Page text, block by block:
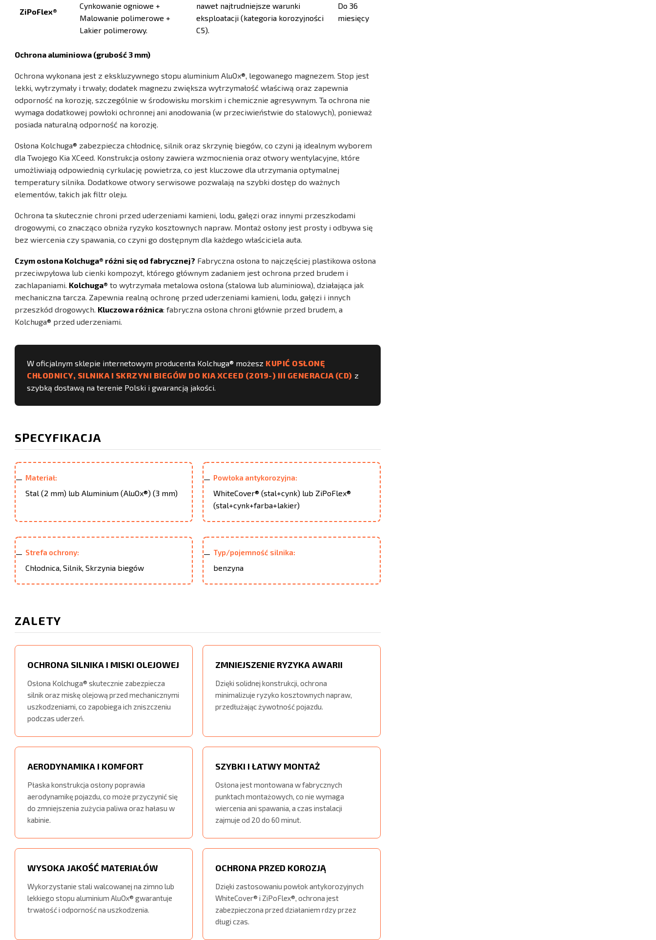
ZiPoFlex®
Cynkowanie ogniowe +
Malowanie polimerowe +
Lakier polimerowy.
nawet najtrudniejsze warunki
eksploatacji (kategoria korozyjności
C5).
Do 36
miesięcy
Ochrona aluminiowa (grubość 3 mm)
Ochrona wykonana jest z ekskluzywnego stopu aluminium AluOx®, legowanego magnezem. Stop jest
lekki, wytrzymały i trwały; dodatek magnezu zwiększa wytrzymałość właściwą oraz zapewnia
odporność na korozję, szczególnie w środowisku morskim i chemicznie agresywnym. Ta ochrona nie
wymaga dodatkowej powłoki ochronnej ani anodowania (w przeciwieństwie do stalowych), ponieważ
posiada naturalną odporność na korozję.
Osłona Kolchuga® zabezpiecza chłodnicę, silnik oraz skrzynię biegów, co czyni ją idealnym wyborem
dla Twojego Kia XCeed. Konstrukcja osłony zawiera wzmocnienia oraz otwory wentylacyjne, które
umożliwiają odpowiednią cyrkulację powietrza, co jest kluczowe dla utrzymania optymalnej
temperatury silnika. Dodatkowe otwory serwisowe pozwalają na szybki dostęp do ważnych
elementów, takich jak filtr oleju.
Ochrona ta skutecznie chroni przed uderzeniami kamieni, lodu, gałęzi oraz innymi przeszkodami
drogowymi, co znacząco obniża ryzyko kosztownych napraw. Montaż osłony jest prosty i odbywa się
bez wiercenia czy spawania, co czyni go dostępnym dla każdego właściciela auta.
Czym osłona Kolchuga® różni się od fabrycznej? Fabryczna osłona to najczęściej plastikowa osłona
przeciwpyłowa lub cienki kompozyt, którego głównym zadaniem jest ochrona przed brudem i
zachlapaniami. Kolchuga® to wytrzymała metalowa osłona (stalowa lub aluminiowa), działająca jak
mechaniczna tarcza. Zapewnia realną ochronę przed uderzeniami kamieni, lodu, gałęzi i innych
przeszkód drogowych. Kluczowa różnica: fabryczna osłona chroni głównie przed brudem, a
Kolchuga® przed uderzeniami.
W oficjalnym sklepie internetowym producenta Kolchuga® możesz KUPIĆ OSŁONĘ
CHŁODNICY, SILNIKA I SKRZYNI BIEGÓW DO KIA XCEED (2019-) III GENERACJA (CD) z
szybką dostawą na terenie Polski i gwarancją jakości.
SPECYFIKACJA
Materiał:
Stal (2 mm) lub Aluminium (AluOx®) (3 mm)
Powłoka antykorozyjna:
WhiteCover® (stal+cynk) lub ZiPoFlex®
(stal+cynk+farba+lakier)
Strefa ochrony:
Chłodnica, Silnik, Skrzynia biegów
Typ/pojemność silnika:
benzyna
ZALETY
OCHRONA SILNIKA I MISKI OLEJOWEJ
Osłona Kolchuga® skutecznie zabezpiecza
silnik oraz miskę olejową przed mechanicznymi
uszkodzeniami, co zapobiega ich zniszczeniu
podczas uderzeń.
ZMNIEJSZENIE RYZYKA AWARII
Dzięki solidnej konstrukcji, ochrona
minimalizuje ryzyko kosztownych napraw,
przedłużając żywotność pojazdu.
AERODYNAMIKA I KOMFORT
Płaska konstrukcja osłony poprawia
aerodynamikę pojazdu, co może przyczynić się
do zmniejszenia zużycia paliwa oraz hałasu w
kabinie.
SZYBKI I ŁATWY MONTAŻ
Osłona jest montowana w fabrycznych
punktach montażowych, co nie wymaga
wiercenia ani spawania, a czas instalacji
zajmuje od 20 do 60 minut.
WYSOKA JAKOŚĆ MATERIAŁÓW
Wykorzystanie stali walcowanej na zimno lub
lekkiego stopu aluminium AluOx® gwarantuje
trwałość i odporność na uszkodzenia.
OCHRONA PRZED KOROZJĄ
Dzięki zastosowaniu powłok antykorozyjnych
WhiteCover® i ZiPoFlex®, ochrona jest
zabezpieczona przed działaniem rdzy przez
długi czas.